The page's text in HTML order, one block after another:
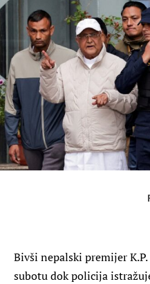
Bivši nepalski premijer
subotu dok policija